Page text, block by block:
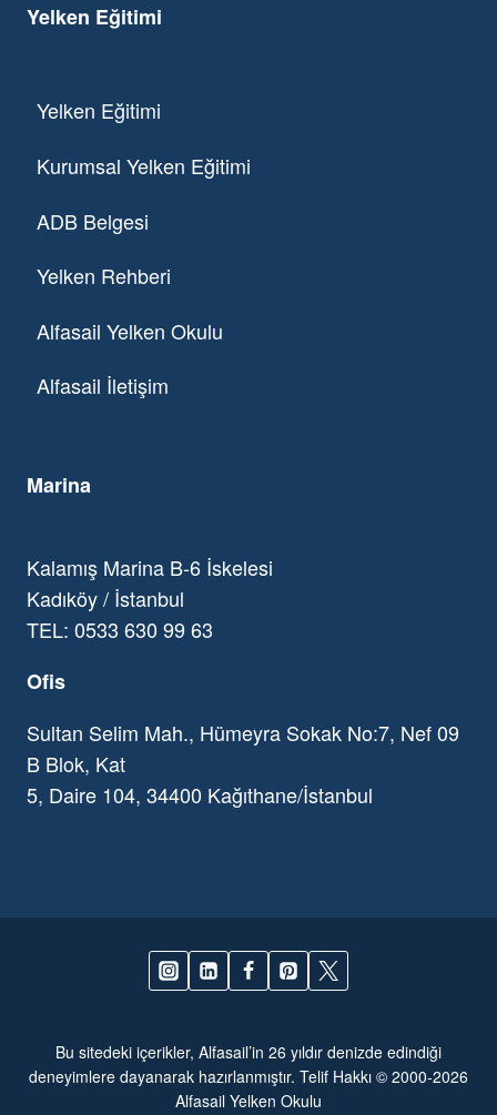
Yelken Eğitimi
Yelken Eğitimi
Kurumsal Yelken Eğitimi
ADB Belgesi
Yelken Rehberi
Alfasail Yelken Okulu
Alfasail İletişim
Marina
Kalamış Marina B-6 İskelesi
Kadıköy / İstanbul
TEL: 0533 630 99 63
Ofis
Sultan Selim Mah., Hümeyra Sokak No:7, Nef 09
B Blok, Kat
5, Daire 104, 34400 Kağıthane/İstanbul
Bu sitedeki içerikler, Alfasail’in 26 yıldır denizde edindiği
deneyimlere dayanarak hazırlanmıştır. Telif Hakkı © 2000-2026
Alfasail Yelken Okulu